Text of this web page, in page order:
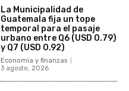
La Municipalidad de
Guatemala fija un tope
temporal para el pasaje
urbano entre Q6 (USD 0.79)
y Q7 (USD 0.92)
Economía y finanzas
3 agosto, 2026